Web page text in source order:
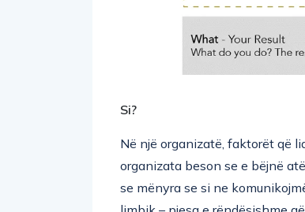
Në një organizatë, faktorët që
organizata beson se e bëjnë
se mënyra se si ne